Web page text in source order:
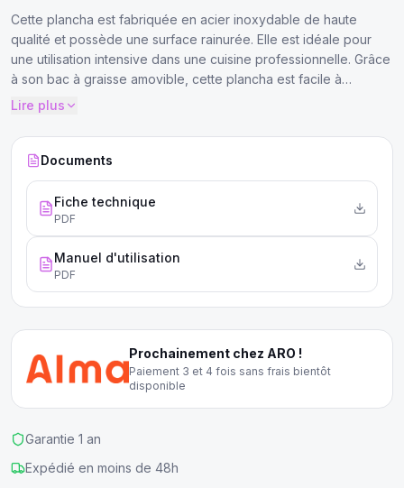
Cette plancha est fabriquée en acier inoxydable de haute
qualité et possède une surface rainurée. Elle est idéale pour
une utilisation intensive dans une cuisine professionnelle. Grâce
à son bac à graisse amovible, cette plancha est facile à
nettoyer.
Lire plus
Documents
Fiche technique
PDF
Manuel d'utilisation
PDF
Prochainement chez ARO !
Paiement 3 et 4 fois sans frais bientôt
disponible
Garantie 1 an
Expédié en moins de 48h